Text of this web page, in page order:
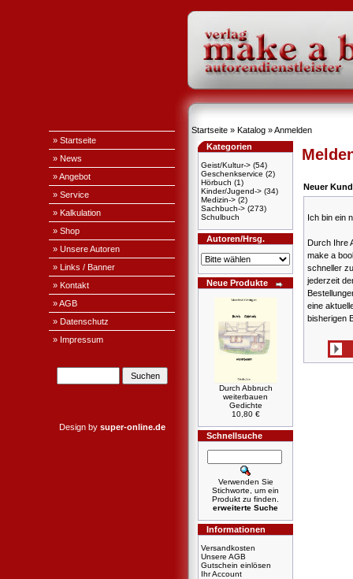
» Startseite
» News
» Angebot
» Service
» Kalkulation
» Shop
» Unsere Autoren
» Links / Banner
» Kontakt
» AGB
» Datenschutz
» Impressum
Design by super-online.de
Startseite » Katalog »Anmelden
Kategorien
Geist/Kultur-> (54)
Geschenkservice (2)
Hörbuch (1)
Kinder/Jugend-> (34)
Medizin-> (2)
Sachbuch-> (273)
Schulbuch
Autoren/Hrsg.
Neue Produkte
Durch Abbruch
weiterbauen
Gedichte
10,80 €
Schnellsuche
Verwenden Sie
Stichworte, um ein
Produkt zu finden.
erweiterte Suche
Informationen
Versandkosten
Unsere AGB
Gutschein einlösen
Ihr Account
Neuer
Ich bin ein
Durch Ihre
make a
schneller
jederzeit
eine
bisherigen